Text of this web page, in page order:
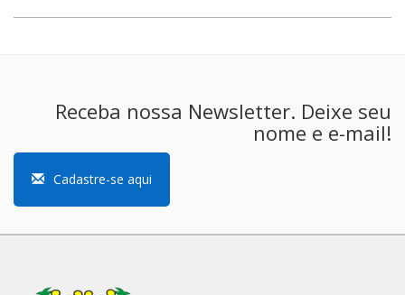
Receba nossa Newsletter. Deixe seu
nome e e-mail!
Cadastre-se aqui